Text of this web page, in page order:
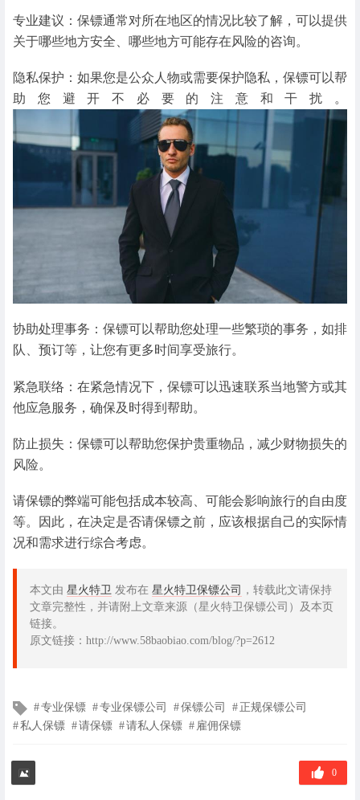
专业建议：保镖通常对所在地区的情况比较了解，可以提供
关于哪些地方安全、哪些地方可能存在风险的咨询。
隐私保护：如果您是公众人物或需要保护隐私，保镖可以帮
助您避开不必要的注意和干扰。
协助处理事务：保镖可以帮助您处理一些繁琐的事务，如排
队、预订等，让您有更多时间享受旅行。
紧急联络：在紧急情况下，保镖可以迅速联系当地警方或其
他应急服务，确保及时得到帮助。
防止损失：保镖可以帮助您保护贵重物品，减少财物损失的
风险。
请保镖的弊端可能包括成本较高、可能会影响旅行的自由度
等。因此，在决定是否请保镖之前，应该根据自己的实际情
况和需求进行综合考虑。
本文由 星火特卫 发布在 星火特卫保镖公司
，转载此文请保持
文章完整性，并请附上文章来源（星火特卫保镖公司）及本页
链接。
原文链接：http://www.58baobiao.com/blog/?p=2612
文
章
标
专业保镖 专业保镖公司 保镖公司
正规保镖公司
私人保镖
请保镖 请私人保镖 雇佣保镖
0